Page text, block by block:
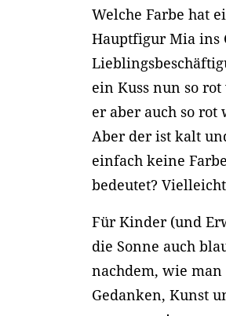
Welche Farbe hat
Hauptfigur Mia ins
ein Kuss nun so
er aber auch so rot
Aber der ist kalt
einfach keine
bedeutet?
Für Kinder (und
die Sonne auch
nachdem, wie
Gedanken, Kunst